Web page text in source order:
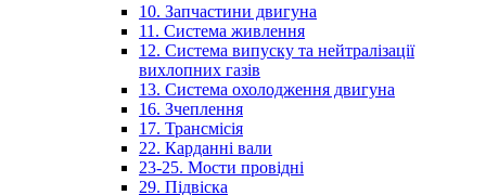
10. Запчастини двигуна
11. Система живлення
12. Система випуску та нейтралізації
вихлопних газів
13. Система охолодження двигуна
16. Зчеплення
17. Трансмісія
22. Карданні вали
23-25. Мости провідні
29. Підвіска